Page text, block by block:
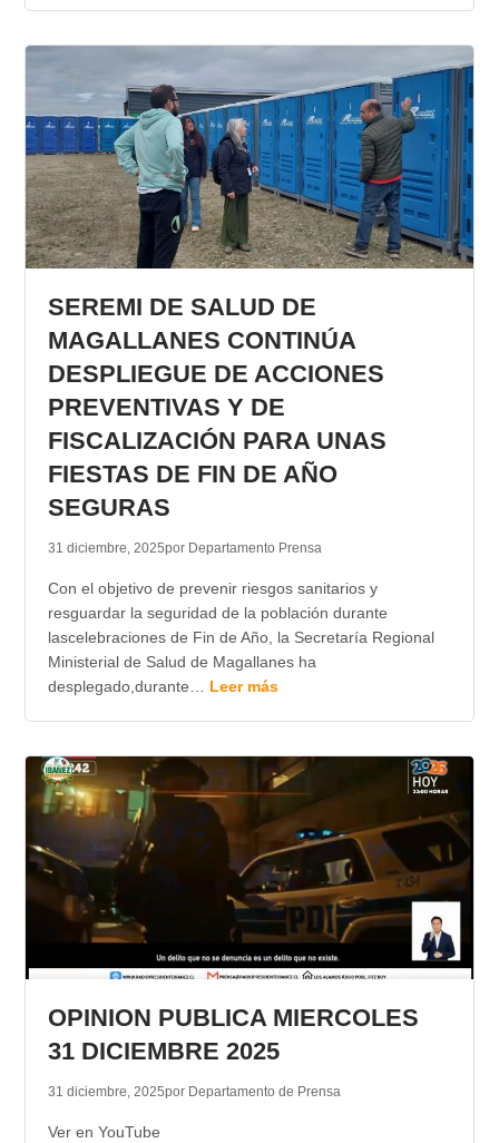
SEREMI DE SALUD DE
MAGALLANES CONTINÚA
DESPLIEGUE DE ACCIONES
PREVENTIVAS Y DE
FISCALIZACIÓN PARA UNAS
FIESTAS DE FIN DE AÑO
SEGURAS
31 diciembre, 2025por Departamento Prensa
Con el objetivo de prevenir riesgos sanitarios y
resguardar la seguridad de la población durante
lascelebraciones de Fin de Año, la Secretaría Regional
Ministerial de Salud de Magallanes ha
desplegado,durante… Leer más
OPINION PUBLICA MIERCOLES
31 DICIEMBRE 2025
31 diciembre, 2025por Departamento de Prensa
Ver en YouTube